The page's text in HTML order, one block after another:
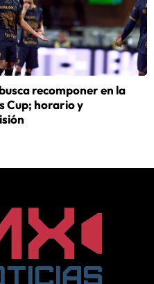
recomponer en la
Cup; horario y